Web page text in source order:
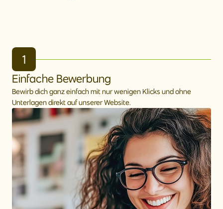
1
Einfache Bewerbung
Bewirb dich ganz einfach mit nur wenigen Klicks und ohne
Unterlagen direkt auf unserer Website.